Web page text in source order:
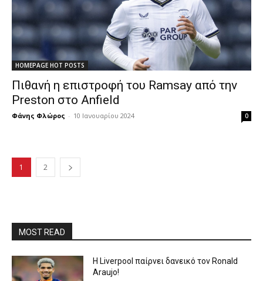
HOMEPAGE HOT POSTS
Πιθανή η επιστροφή του Ramsay από την
Preston στο Anfield
Φάνης Φλώρος - 10 Ιανουαρίου 2024 0
1 2
MOST READ
Η Liverpool παίρνει δανεικό τον Ronald
Araujo!